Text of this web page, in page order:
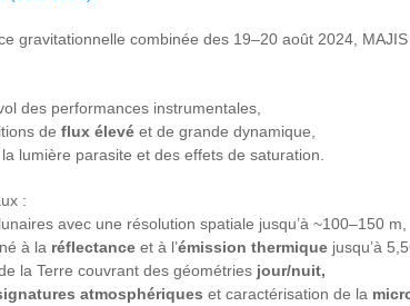
gravitationnelle combinée des 19–20 août 2024,
des performances instrumentales,
de flux élevé et de grande dynamique,
lumière parasite et des effets de saturation.
:
avec une résolution spatiale jusqu’à ~100–150 m,
à la réflectance et à l’émission thermique jusqu’à
la Terre couvrant des géométries jour/nuit,
atmosphériques et caractérisation de la